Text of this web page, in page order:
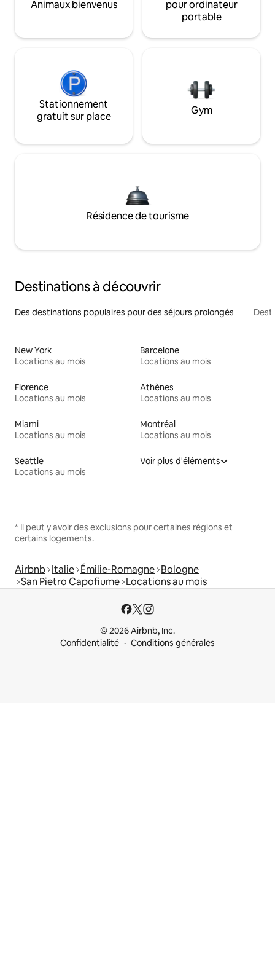
Animaux bienvenus
pour ordinateur
portable
Stationnement
gratuit sur place
Gym
Résidence de tourisme
Destinations à découvrir
Des destinations populaires pour des séjours prolongés
New York
Locations au mois
Barcelone
Locations au mois
Florence
Locations au mois
Athènes
Locations au mois
Miami
Locations au mois
Montréal
Locations au mois
Seattle
Locations au mois
Voir plus d'éléments
* Il peut y avoir des exclusions pour certaines régions et
certains logements.
Airbnb Italie Émilie-Romagne Bologne
San Pietro Capofiume Locations au mois
© 2026 Airbnb, Inc.
Confidentialité
Conditions générales